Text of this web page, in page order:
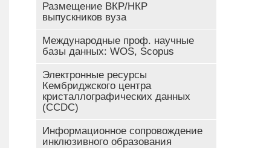
Размещение ВКР/НКР
выпускников вуза
Международные проф. научные
базы данных: WOS, Scopus
Электронные ресурсы
Кембриджского центра
кристаллографических данных
(CCDC)
Информационное сопровождение
инклюзивного образования